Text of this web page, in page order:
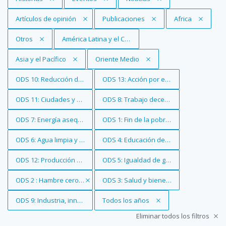
Eliminar filtro
Artículos de opinión Eliminar filtro
Publicaciones Eliminar filtro
Africa
Eliminar filtro
Otros Eliminar filtro
América Latina y el Caribe
Eliminar filtro
Asia y el Pacífico Eliminar filtro
Oriente Medio
Eliminar filtro
ODS 10: Reducción de las desigualdades
Eliminar filtro
ODS 13: Acción por el clima
Eliminar filtro
ODS 11: Ciudades y comunidades sostenibles
Eliminar filtro
ODS 8: Trabajo decente y crecimiento
Eliminar filtro
ODS 7: Energía asequible y no contaminante
Eliminar filtro
ODS 1: Fin de la pobreza
Eliminar filtro
ODS 6: Agua limpia y saneamientoEliminar filtro
ODS 4: Educación de calidad
Eliminar filtro
ODS 12: Producción y consumo responsables
Eliminar filtro
ODS 5: Igualdad de género
Eliminar filtro
ODS 2 : Hambre cero Eliminar filtro
ODS 3: Salud y bienestar
Eliminar filtro
ODS 9: Industria, innovación e infraestructura
Eliminar filtro
Todos los años
Eliminar todos los filtros